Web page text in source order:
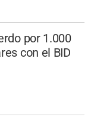
por 1.000
con el BID